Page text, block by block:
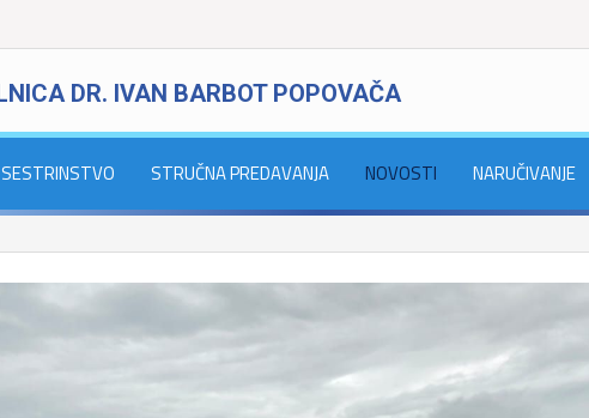
DR. IVAN BARBOT POPOVAČA
SESTRINSTVO STRUČNA PREDAVANJA NOVOSTI NARUČIVANJE